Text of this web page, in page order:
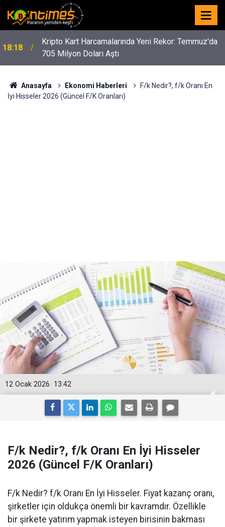
18:18
Kripto Kart Harcamalarında Yeni Rekor: Temmuz'da
705 Milyon Doları Aştı
Anasayfa Ekonomi Haberleri
F/k Nedir?, f/k Oranı En
İyi Hisseler 2026 (Güncel F/K Oranları)
13:42
12 Ocak 2026
F/k Nedir?, f/k Oranı En İyi Hisseler
2026 (Güncel F/K Oranları)
F/k Nedir? f/k Oranı En İyi Hisseler. Fiyat kazanç oranı,
şirketler için oldukça önemli bir kavramdır. Özellikle
bir şirkete yatırım yapmak isteyen birisinin bakması